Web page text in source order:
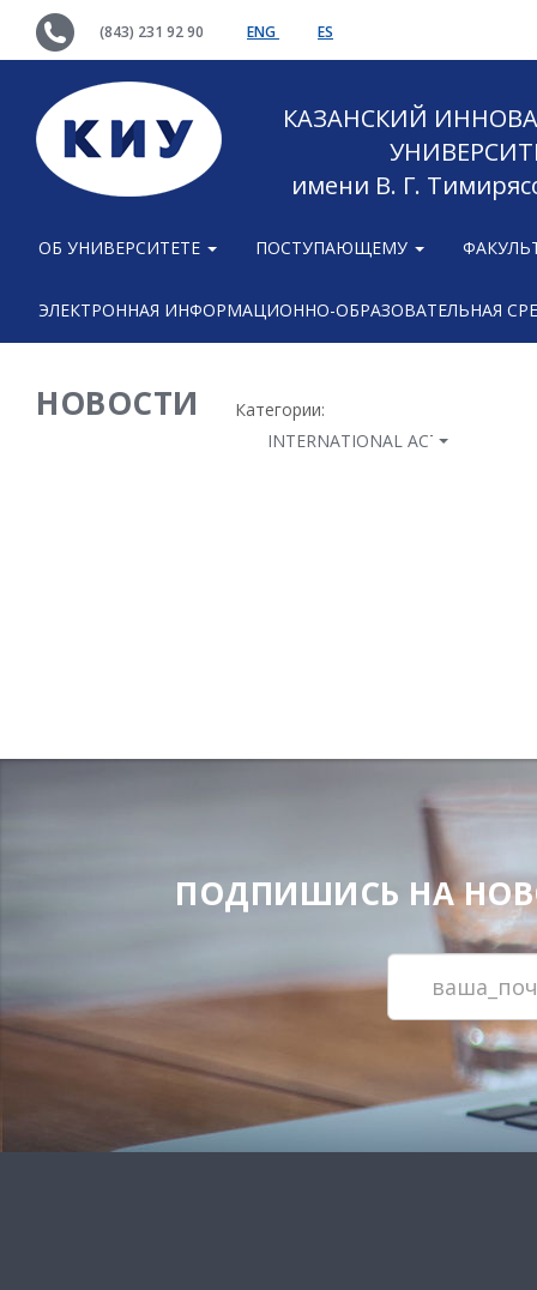
(843) 231 92 90 ENG ES
КАЗАНСКИЙ
имени В. Г.
ОБ УНИВЕРСИТЕТЕ ПОСТУПАЮЩЕМУ
ЭЛЕКТРОННАЯ ИНФОРМАЦИОННО-ОБРАЗОВАТЕЛЬНАЯ
НОВОСТИ
Категории:
INTERNATIONAL ACTIVITY
ПОДПИШИСЬ НА